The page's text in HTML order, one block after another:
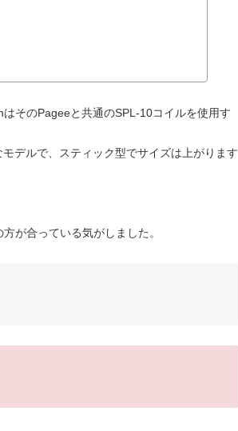
そのPageeと共通のSPL-10コイルを使用す
デルで、スティック型でサイズは上がります
が合っている気がしました。